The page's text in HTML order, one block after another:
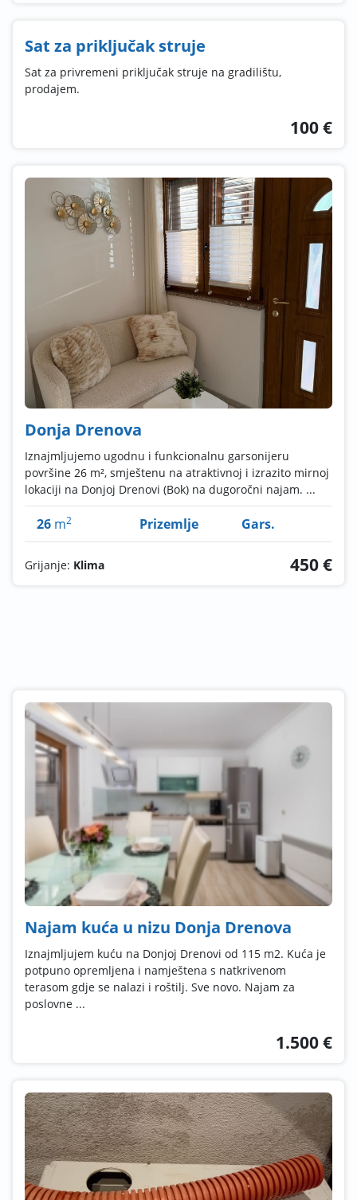
Sat za priključak struje
Sat za privremeni priključak struje na gradilištu,
prodajem.
100 €
Donja Drenova
Iznajmljujemo ugodnu i funkcionalnu garsonijeru
površine 26 m², smještenu na atraktivnoj i izrazito mirnoj
lokaciji na Donjoj Drenovi (Bok) na dugoročni najam. ...
26 m2 Prizemlje Gars.
Grijanje: Klima 450 €
Najam kuća u nizu Donja Drenova
Iznajmljujem kuću na Donjoj Drenovi od 115 m2. Kuća je
potpuno opremljena i namještena s natkrivenom
terasom gdje se nalazi i roštilj. Sve novo. Najam za
poslovne ...
1.500 €